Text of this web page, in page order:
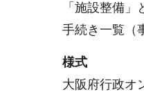
「施設整備」
手続き一覧（
様式
大阪府行政オ